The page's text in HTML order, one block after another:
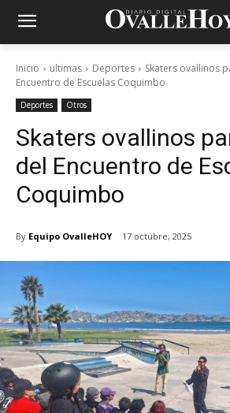
Inicio ultimas Deportes
Skaters ovallinos
Encuentro de Escuelas Coquimbo
Deportes Otros
Skaters ovallinos
del Encuentro de
Coquimbo
By Equipo OvalleHOY 17 octubre, 2025